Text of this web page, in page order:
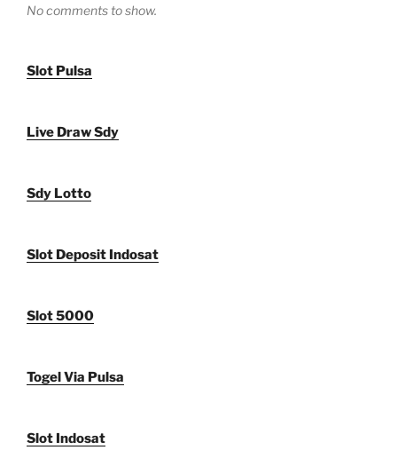
No comments to show.
Slot Pulsa
Live Draw Sdy
Sdy Lotto
Slot Deposit Indosat
Slot 5000
Togel Via Pulsa
Slot Indosat